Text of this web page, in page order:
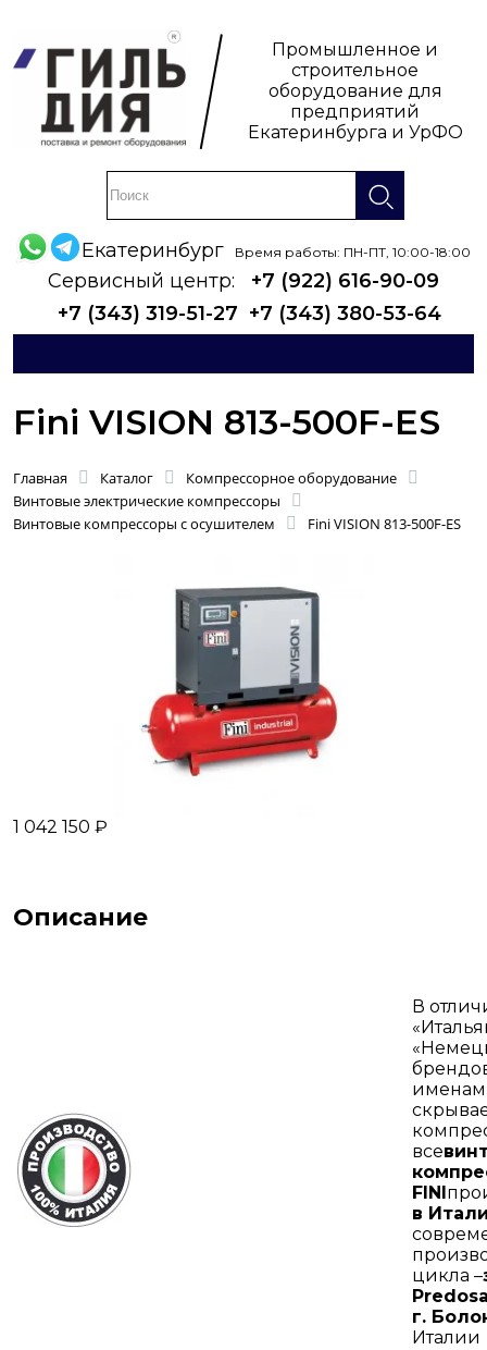
Промышленное и
строительное
оборудование для
предприятий
Екатеринбурга и УрФО
Екатеринбург Время работы: ПН-ПТ, 10:00-18:00
Сервисный центр:
+7 (922) 616-90-09
+7 (343) 319-51-27 +7 (343) 380-53-64
Fini VISION 813-500F-ES
Главная Каталог
Компрессорное оборудование
Винтовые электрические компрессоры
Винтовые компрессоры с осушителем
Fini VISION 813-500F-ES
1 042 150 ₽
Описание
В
все
FINI
в
цикла –
г.
Италии